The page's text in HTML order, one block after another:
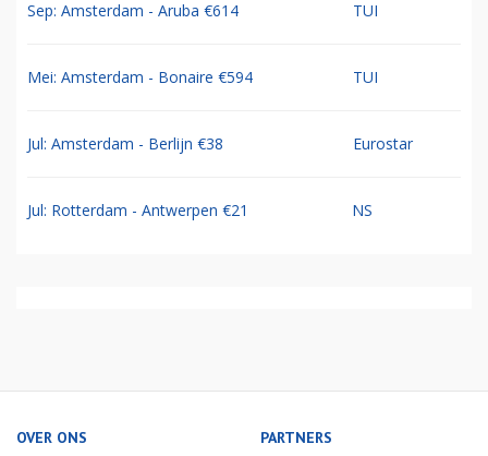
Sep: Amsterdam - Aruba €614 TUI
Mei: Amsterdam - Bonaire €594 TUI
Jul: Amsterdam - Berlijn €38 Eurostar
Jul: Rotterdam - Antwerpen €21 NS
OVER ONS PARTNERS